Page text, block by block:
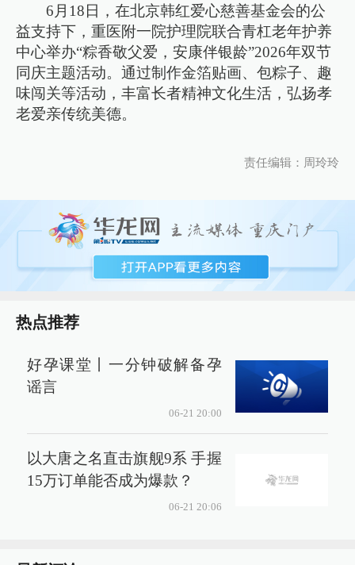
6月18日，在北京韩红爱心慈善基金会的公
益支持下，重医附一院护理院联合青杠老年护养
中心举办“粽香敬父爱，安康伴银龄”2026年双节
同庆主题活动。通过制作金箔贴画、包粽子、趣
味闯关等活动，丰富长者精神文化生活，弘扬孝
老爱亲传统美德。
责任编辑：周玲玲
热点推荐
好孕课堂丨一分钟破解备孕
谣言
06-21 20:00
以大唐之名直击旗舰9系 手握
15万订单能否成为爆款？
06-21 20:06